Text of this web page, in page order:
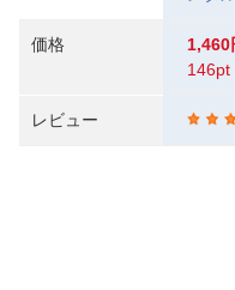
価格
レビュー
1,460
146pt